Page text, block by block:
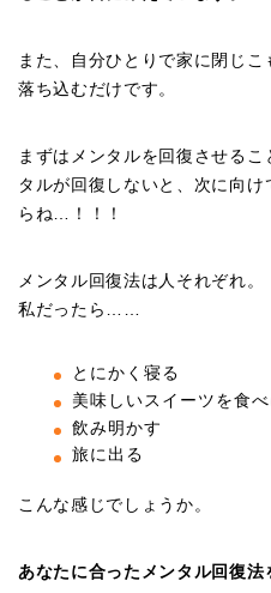
また、自分ひとりで家に閉じ
落ち込むだけです。
まずはメンタルを回復させる
タルが回復しないと、次に向
らね…！！！
メンタル回復法は人それぞれ。
私だったら……
とにかく寝る
美味しいスイーツを食
飲み明かす
旅に出る
こんな感じでしょうか。
あなたに合ったメンタル回復